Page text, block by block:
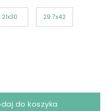
21x30 29.7x42
do koszyka